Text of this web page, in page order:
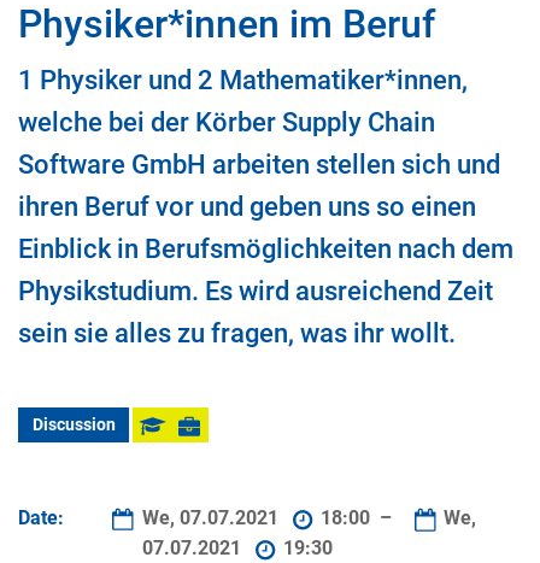
Physiker*innen im Beruf
1 Physiker und 2 Mathematiker*innen,
welche bei der Körber Supply Chain
Software GmbH arbeiten stellen sich und
ihren Beruf vor und geben uns so einen
Einblick in Berufsmöglichkeiten nach dem
Physikstudium. Es wird ausreichend Zeit
sein sie alles zu fragen, was ihr wollt.
Discussion
Date: We, 07.07.2021 18:00 –
We,
07.07.2021
19:30